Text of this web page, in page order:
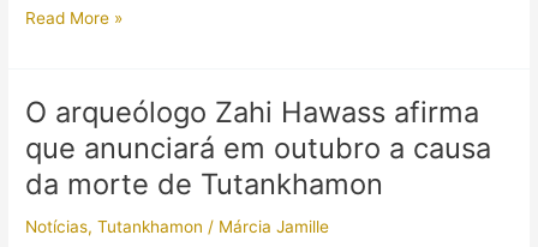
Nefertiti:
governou
o
Antigo
Egito
e
Read More »
O arqueólogo Zahi Hawass afirma
que anunciará em outubro a causa
da morte de Tutankhamon
Notícias,Tutankhamon / Márcia Jamille